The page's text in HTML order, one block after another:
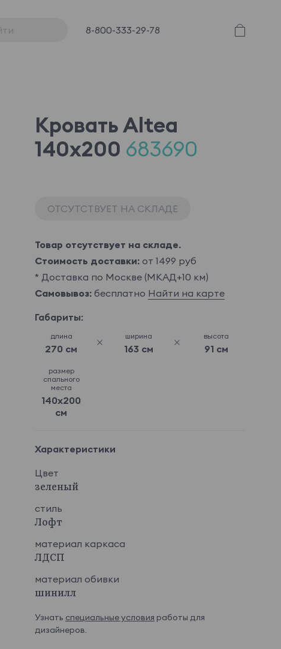
8-800-333-29-78
Кровать Altea
140x200 683690
ОТСУТСТВУЕТ НА СКЛАДЕ
Товар отсутствует на складе.
Стоимость доставки:от 1499 руб
* Доставка по Москве (МКАД+10 км)
Самовывоз:бесплатно Найти на карте
Габариты:
длина
270 см
ширина
163 см
высота
91 см
размер
спального
места
140x200
см
Характеристики
Цвет
зеленый
стиль
Лофт
материал каркаса
ЛДСП
материал обивки
шинилл
Узнать специальные условия работы для
дизайнеров.